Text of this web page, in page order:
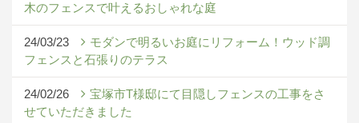
木のフェンスで叶えるおしゃれな庭
24/03/23
モダンで明るいお庭にリフォーム！ウッド調
フェンスと石張りのテラス
24/02/26
宝塚市T様邸にて目隠しフェンスの工事をさ
せていただきました